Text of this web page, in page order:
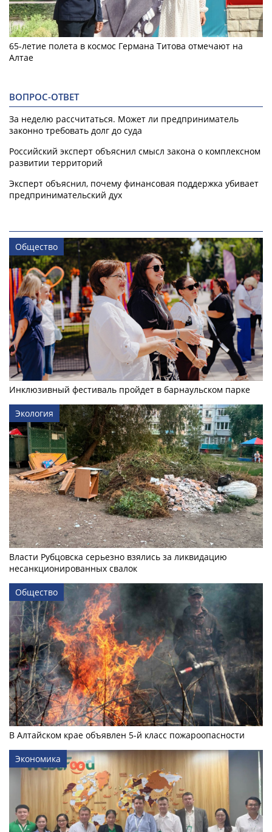
65-летие полета в космос Германа Титова отмечают на
Алтае
ВОПРОС-ОТВЕТ
За неделю рассчитаться. Может ли предприниматель
законно требовать долг до суда
Российский эксперт объяснил смысл закона о комплексном
развитии территорий
Эксперт объяснил, почему финансовая поддержка убивает
предпринимательский дух
Общество
Инклюзивный фестиваль пройдет в барнаульском парке
Экология
Власти Рубцовска серьезно взялись за ликвидацию
несанкционированных свалок
Общество
В Алтайском крае объявлен 5-й класс пожароопасности
Экономика